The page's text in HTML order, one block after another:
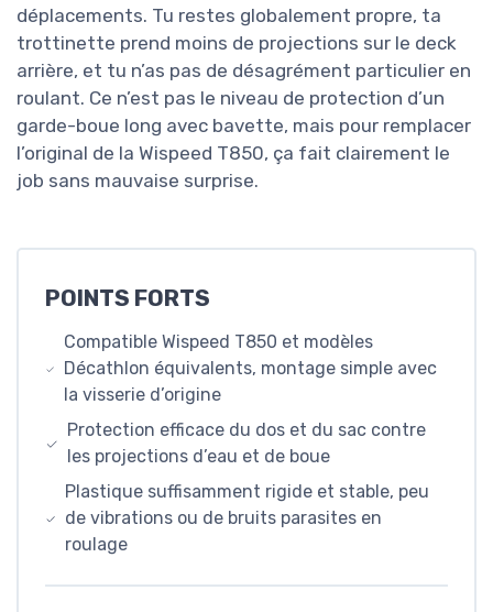
déplacements. Tu restes globalement propre, ta
trottinette prend moins de projections sur le deck
arrière, et tu n’as pas de désagrément particulier en
roulant. Ce n’est pas le niveau de protection d’un
garde-boue long avec bavette, mais pour remplacer
l’original de la Wispeed T850, ça fait clairement le
job sans mauvaise surprise.
POINTS FORTS
Compatible Wispeed T850 et modèles
Décathlon équivalents, montage simple avec
la visserie d’origine
Protection efficace du dos et du sac contre
les projections d’eau et de boue
Plastique suffisamment rigide et stable, peu
de vibrations ou de bruits parasites en
roulage